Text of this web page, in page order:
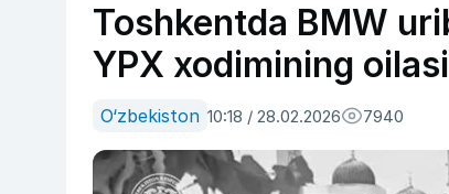
Toshkentda BMW
YPX xodimining
O‘zbekiston 10:18 / 28.02.2026 7940